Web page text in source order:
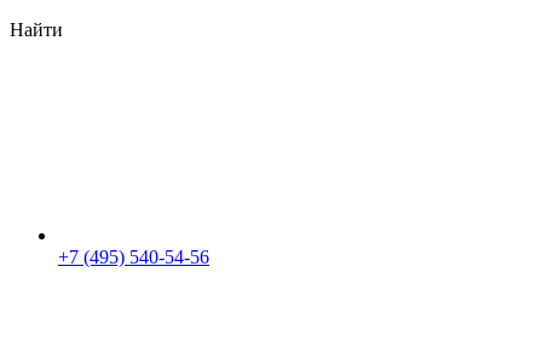
Найти
+7 (495) 540-54-56